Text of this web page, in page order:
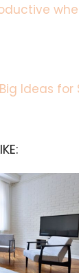
Ideas for